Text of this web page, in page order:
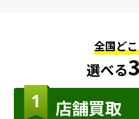
全国ど
選べる3
店舗買取